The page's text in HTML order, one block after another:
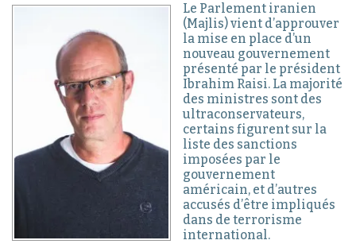
Le Parlement iranien
(Majlis) vient d’approuver
la mise en place d’un
nouveau gouvernement
présenté par le président
Ibrahim Raisi. La majorité
des ministres sont des
ultraconservateurs,
certains figurent sur la
liste des sanctions
imposées par le
gouvernement
américain, et d’autres
accusés d’être impliqués
dans de terrorisme
international.